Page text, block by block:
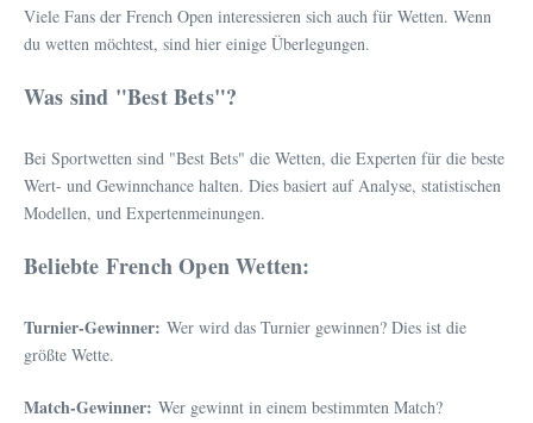
Viele Fans der French Open interessieren sich auch für Wetten. Wenn
du wetten möchtest, sind hier einige Überlegungen.
Was sind "Best Bets"?
Bei Sportwetten sind "Best Bets" die Wetten, die Experten für die beste
Wert- und Gewinnchance halten. Dies basiert auf Analyse, statistischen
Modellen, und Expertenmeinungen.
Beliebte French Open Wetten:
Turnier-Gewinner: Wer wird das Turnier gewinnen? Dies ist die
größte Wette.
Match-Gewinner: Wer gewinnt in einem bestimmten Match?